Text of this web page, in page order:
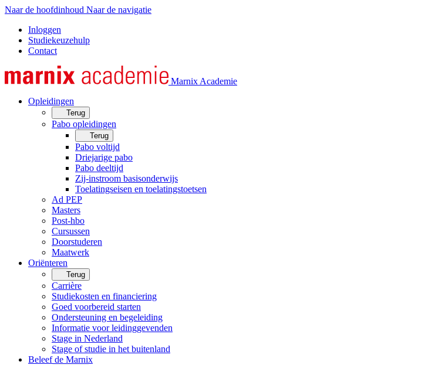
Naar de hoofdinhoud Naar de navigatie
Inloggen
Studiekeuzehulp
Contact
Marnix Academie
Opleidingen
Terug
Pabo opleidingen
Terug
Pabo voltijd
Driejarige pabo
Pabo deeltijd
Zij-instroom basisonderwijs
Toelatingseisen en toelatingstoetsen
Ad PEP
Masters
Post-hbo
Cursussen
Doorstuderen
Maatwerk
Oriënteren
Terug
Carrière
Studiekosten en financiering
Goed voorbereid starten
Ondersteuning en begeleiding
Informatie voor leidinggevenden
Stage in Nederland
Stage of studie in het buitenland
Beleef de Marnix